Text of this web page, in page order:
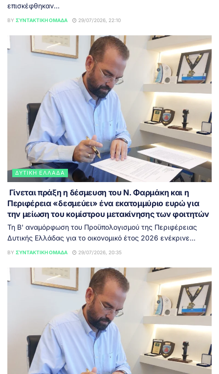
επισκέφθηκαν...
BY ΣΥΝΤΑΚΤΙΚΉ ΟΜΆΔΑ 29/07/2026, 22:10
ΔΥΤΙΚΉ ΕΛΛΆΔΑ
Γίνεται πράξη η δέσμευση του Ν. Φαρμάκη και η
Περιφέρεια «δεσμεύει» ένα εκατομμύριο ευρώ για
την μείωση του κομίστρου μετακίνησης των φοιτητών
Τη Β' αναμόρφωση του Προϋπολογισμού της Περιφέρειας
Δυτικής Ελλάδας για το οικονομικό έτος 2026 ενέκρινε...
BY ΣΥΝΤΑΚΤΙΚΉ ΟΜΆΔΑ 29/07/2026, 20:35